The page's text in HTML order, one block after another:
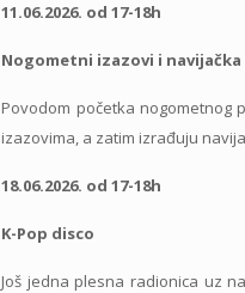
11.06.2026. od 17-18h
Nogometni izazovi i
Povodom početka nogometnog
izazovima, a zatim izrađuju
18.06.2026. od 17-18h
K-Pop disco
Još jedna plesna radionica uz